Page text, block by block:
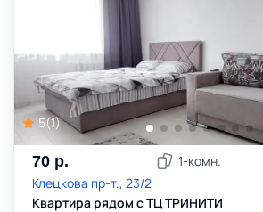
5(1)
70 р. 1-комн.
Клецкова пр-т., 23/2
Квартира рядом с ТЦ ТРИНИТИ